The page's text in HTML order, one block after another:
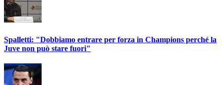
Spalletti: "Dobbiamo entrare per forza in Champions perché la
Juve non può stare fuori"